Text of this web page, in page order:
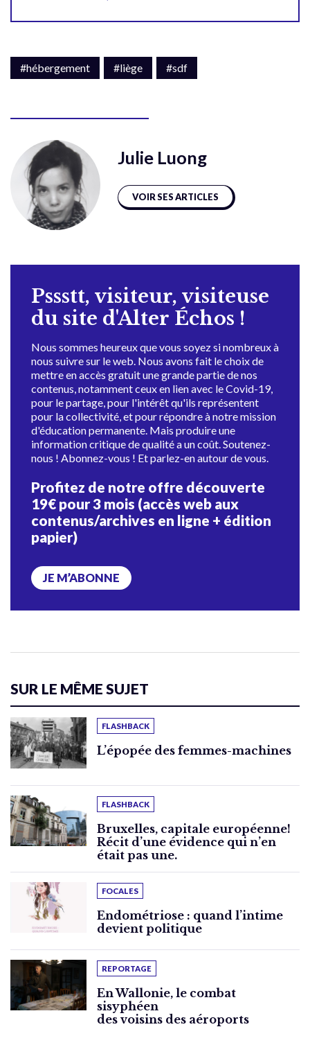
#hébergement #liège #sdf
Julie Luong
VOIR SES ARTICLES
Pssstt, visiteur, visiteuse
du site d'Alter Échos !
Nous sommes heureux que vous soyez si nombreux à
nous suivre sur le web. Nous avons fait le choix de
mettre en accès gratuit une grande partie de nos
contenus, notamment ceux en lien avec le Covid-19,
pour le partage, pour l'intérêt qu'ils représentent
pour la collectivité, et pour répondre à notre mission
d'éducation permanente. Mais produire une
information critique de qualité a un coût. Soutenez-
nous ! Abonnez-vous ! Et parlez-en autour de vous.
Profitez de notre offre découverte
19€ pour 3 mois (accès web aux
contenus/archives en ligne + édition
papier)
JE M’ABONNE
SUR LE MÊME SUJET
FLASHBACK
L’épopée des femmes-machines
FLASHBACK
Bruxelles, capitale européenne!
Récit d’une évidence qui n’en
était pas une.
FOCALES
Endométriose : quand l’intime
devient politique
REPORTAGE
En Wallonie, le combat
sisyphéen
des voisins des aéroports